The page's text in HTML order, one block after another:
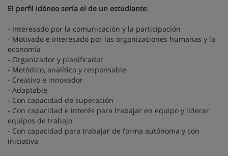
El perfil idóneo sería el de un estudiante:
- Interesado por la comunicación y la participación
- Motivado e interesado por las organizaciones humanas y la
economía
- Organizador y planificador
- Metódico, analítico y responsable
- Creativo e innovador
- Adaptable
- Con capacidad de superación
- Con capacidad e interés para trabajar en equipo y liderar
equipos de trabajo
- Con capacidad para trabajar de forma autónoma y con
iniciativa